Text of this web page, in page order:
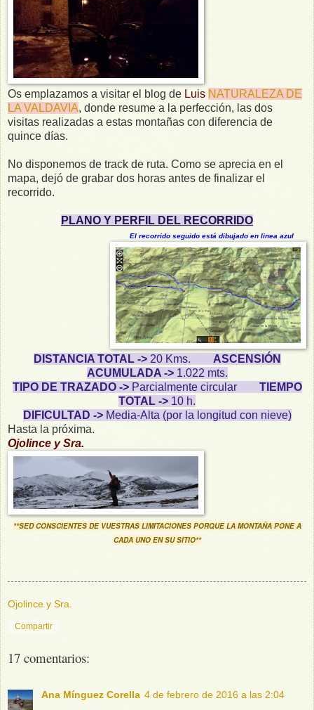
Os emplazamos a visitar el blog de Luis NATURALEZA DE
LA VALDAVIA, donde resume a la perfección, las dos
visitas realizadas a estas montañas con diferencia de
quince días.
No disponemos de track de ruta. Como se aprecia en el
mapa, dejó de grabar dos horas antes de finalizar el
recorrido.
PLANO Y PERFIL DEL RECORRIDO
El recorrido seguido está dibujado en linea azul
DISTANCIA TOTAL -> 20 Kms. ASCENSIÓN
ACUMULADA -> 1.022 mts.
TIPO DE TRAZADO -> Parcialmente circular TIEMPO
TOTAL -> 10 h.
DIFICULTAD -> Media-Alta (por la longitud con nieve)
Hasta la próxima.
Ojolince y Sra.
**SED CONSCIENTES DE VUESTRAS LIMITACIONES PORQUE LA MONTAÑA PONE A
CADA UNO EN SU SITIO**
Ojolince y Sra.
Compartir
17 comentarios:
Ana Mínguez Corella 4 de febrero de 2016 a las 2:04